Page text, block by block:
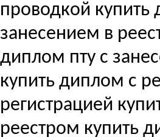
проводкой
занесением в
диплом пту с
купить диплом с
регистрацией
реестром купить